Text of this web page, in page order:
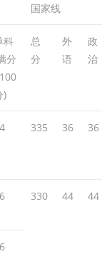
国家线
科
分
)
总
分
外
语
政
治
335 36 36
330 44 44